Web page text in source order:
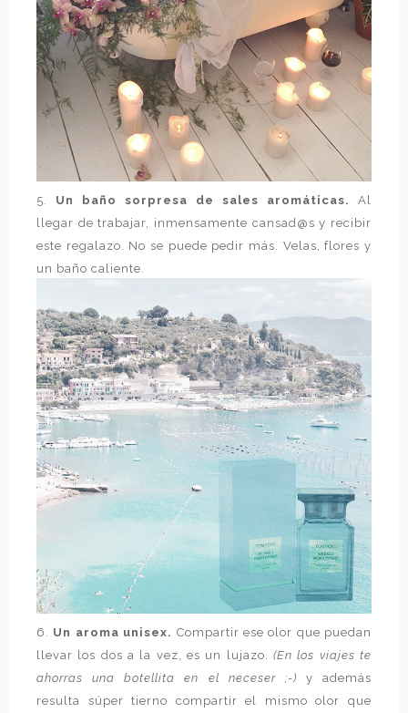
5. Un baño sorpresa de sales aromáticas.
Al
llegar de trabajar, inmensamente cansad@s y recibir
este regalazo. No se puede pedir más. Velas, flores y
un baño caliente.
6. Un aroma unisex. Compartir ese olor que puedan
llevar los dos a la vez, es un lujazo. (En los viajes te
ahorras una botellita en el neceser ;-) y además
resulta súper tierno compartir el mismo olor que